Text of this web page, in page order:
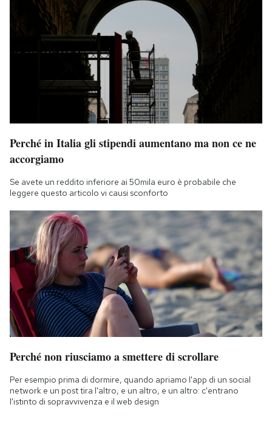
Perché in Italia gli stipendi aumentano ma non ce ne
accorgiamo
Se avete un reddito inferiore ai 50mila euro è probabile che
leggere questo articolo vi causi sconforto
Perché non riusciamo a smettere di scrollare
Per esempio prima di dormire, quando apriamo l'app di un social
network e un post tira l'altro, e un altro, e un altro: c'entrano
l'istinto di sopravvivenza e il web design